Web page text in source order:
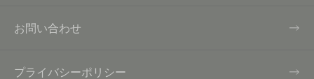
お問い合わせ
プライバシーポリシー